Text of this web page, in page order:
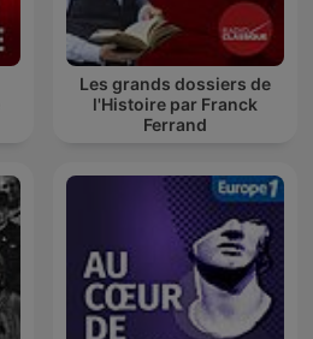
Les grands dossiers de
l'Histoire par Franck
Ferrand